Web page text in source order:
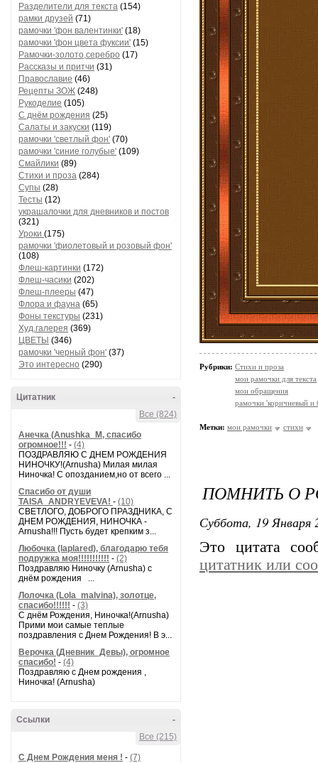
Разделители для текста (154)
рамки друзей (71)
рамочки 'фон валентинки' (18)
рамочки 'фон цвета фуксии' (15)
Рамочки-золото,серебро (17)
Рассказы и притчи (31)
Православие (46)
Рецепты ЗОЖ (248)
Рукоделие (105)
С днём рождения (25)
Салаты и закуски (119)
рамочки 'светлый фон' (70)
рамочки 'синие голубые' (109)
Смайлики (89)
Стихи и проза (284)
Супы (28)
Тесты (12)
украшалочки для дневников и постов
(321)
Уроки (175)
рамочки 'фиолетовый и розовый фон'
(108)
Флеш-картинки (172)
Флеш-часики (202)
Флеш-плееры (47)
Флора и фауна (65)
Фоны текстуры (231)
Худ.галерея (369)
ЦВЕТЫ (346)
рамочки 'черный фон' (37)
Это интересно (290)
-
Цитатник
Все (824)
Анечка (Anushka_M, спасибо
огромное!!! - (4)
ПОЗДРАВЛЯЮ С ДНЕМ РОЖДЕНИЯ
НИНОЧКУ!(Arnusha) Милая милая
Ниночка! С опозданием,но от всего ...
Спасибо от души
TAISA_ANDRYEVEVA! - (10)
СВЕТЛОГО, ДОБРОГО ПРАЗДНИКА, С
ДНЕМ РОЖДЕНИЯ, НИНОЧКА -
Arnusha!!! Пусть будет крепким з...
Любочка (laplared), благодарю тебя
подружка моя!!!!!!!!!!! - (2)
Поздравляю Ниночку (Arnusha) с
днём рождения ...
Лолочка (Lola_malvina), золотце,
спасибо!!!!!! - (3)
С днём Рождения, Ниночка!(Аrnusha)
Прими мои самые теплые
поздравления с Днем Рождения! В э...
Верочка (Дневник_Девы), огромное
спасибо! - (4)
Поздравляю с Днем рождения ,
Ниночка! (Arnusha)
-
Ссылки
Все (215)
С Днем Рождения меня ! - (7)
Рубрики: Стихи и проза
мои рамочки для текста
мои обращения
рамочки 'коричневый
Метки: мои рамочки стихи
ПОМНИТЬ О
Суббота, 19 Января
Это цитата
цитатник или